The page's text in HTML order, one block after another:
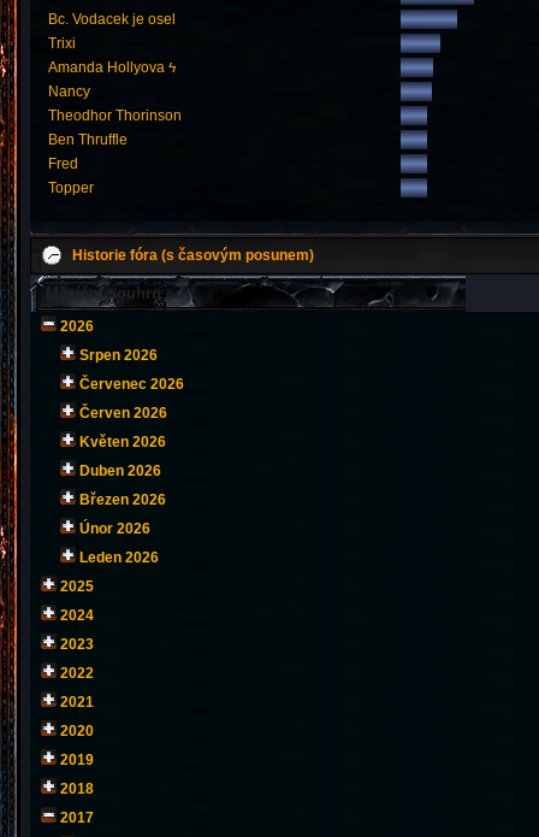
Bc. Vodacek je osel
Trixi
Amanda Hollyova ϟ
Nancy
Theodhor Thorinson
Ben Thruffle
Fred
Topper
Historie fóra (s časovým posunem)
Měsíční souhrn
2026
Srpen 2026
Červenec 2026
Červen 2026
Květen 2026
Duben 2026
Březen 2026
Únor 2026
Leden 2026
2025
2024
2023
2022
2021
2020
2019
2018
2017